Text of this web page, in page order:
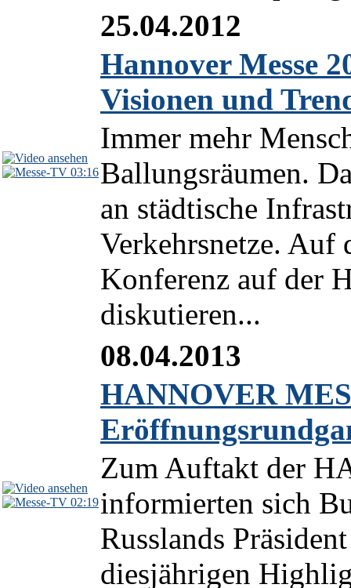
03:16
25.04.2012
Hannover Messe
Visionen und
Immer mehr
Ballungsräumen.
an städtische
Verkehrsnetze.
Konferenz auf der
diskutieren...
02:19
08.04.2013
HANNOVER
Zum Auftakt der
informierten sich
Russlands
diesjährigen